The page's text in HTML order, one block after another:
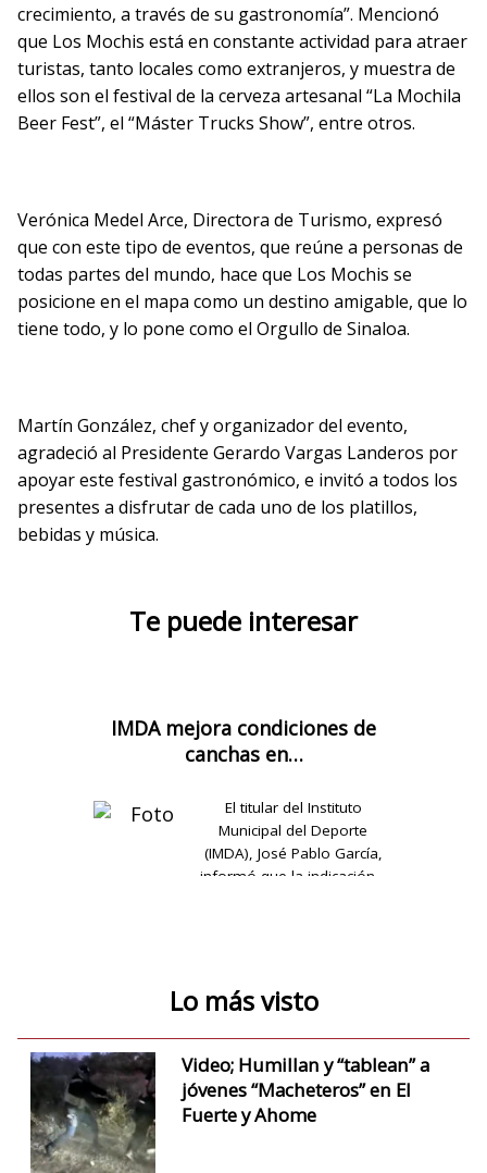
crecimiento, a través de su gastronomía”. Mencionó
que Los Mochis está en constante actividad para atraer
turistas, tanto locales como extranjeros, y muestra de
ellos son el festival de la cerveza artesanal “La Mochila
Beer Fest”, el “Máster Trucks Show”, entre otros.
Verónica Medel Arce, Directora de Turismo, expresó
que con este tipo de eventos, que reúne a personas de
todas partes del mundo, hace que Los Mochis se
posicione en el mapa como un destino amigable, que lo
tiene todo, y lo pone como el Orgullo de Sinaloa.
Martín González, chef y organizador del evento,
agradeció al Presidente Gerardo Vargas Landeros por
apoyar este festival gastronómico, e invitó a todos los
presentes a disfrutar de cada uno de los platillos,
bebidas y música.
Te puede interesar
IMDA mejora condiciones de
canchas en…
El titular del Instituto
Municipal del Deporte
(IMDA), José Pablo García,
informó que la indicación…
Lo más visto
Video; Humillan y “tablean” a
jóvenes “Macheteros” en El
Fuerte y Ahome